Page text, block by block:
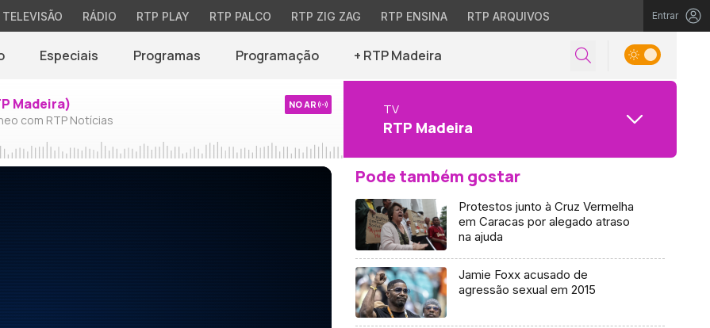
TELEVISÃO RÁDIO RTP PLAY RTP PALCO RTP ZIG ZAG RTP ENSINA RTP ARQUIVOS Entrar
Especiais Programas Programação + RTP Madeira
Madeira)
com RTP Notícias
NO AR TV
RTP Madeira
Pode também gostar
Protestos junto à Cruz Vermelha
em Caracas por alegado atraso
na ajuda
Jamie Foxx acusado de
agressão sexual em 2015